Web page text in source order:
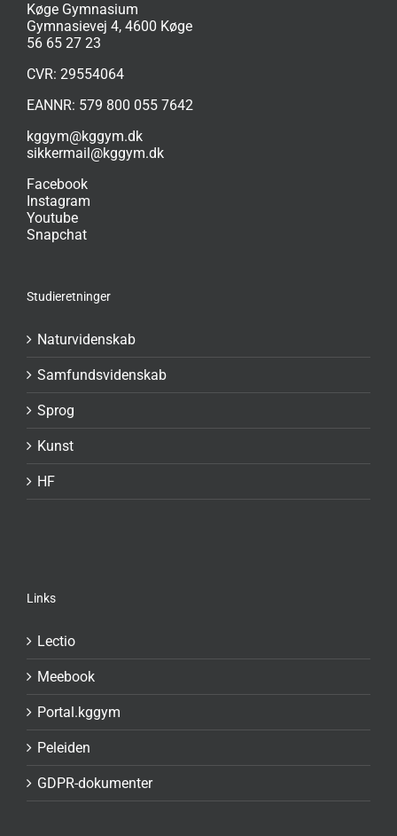
Køge Gymnasium
Gymnasievej 4, 4600 Køge
56 65 27 23
CVR: 29554064
EANNR: 579 800 055 7642
kggym@kggym.dk
sikkermail@kggym.dk
Facebook
Instagram
Youtube
Snapchat
Studieretninger
Naturvidenskab
Samfundsvidenskab
Sprog
Kunst
HF
Links
Lectio
Meebook
Portal.kggym
Peleiden
GDPR-dokumenter